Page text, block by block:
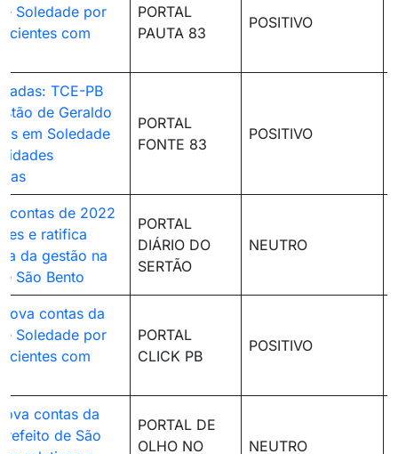
Soledade por
com
PORTAL
PAUTA 83
POSITIVO
TCE-PB
de Geraldo
em Soledade
PORTAL
FONTE 83
POSITIVO
contas de 2022
e ratifica
da gestão na
São Bento
PORTAL
DIÁRIO DO
SERTÃO
NEUTRO
contas da
Soledade por
com
PORTAL
CLICK PB
POSITIVO
contas da
de São
PORTAL DE
OLHO NO
NEUTRO